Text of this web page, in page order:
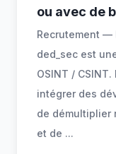
ou avec de
Recrutement —
ded_sec est
OSINT /
intégrer des
de démultiplier
et de ...